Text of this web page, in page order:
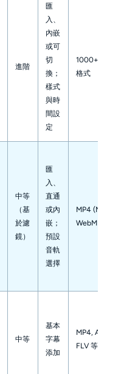
進階
匯
入、
內嵌
或可
切
換；
樣式
與時
間設
定
1000+ 視頻/
格式
中等
（基
於濾
鏡）
匯
入、
直通
或內
嵌；
預設
音軌
選擇
MP4 (M4V),
WebM
中等
基本
字幕
添加
MP4, AVI,
FLV 等